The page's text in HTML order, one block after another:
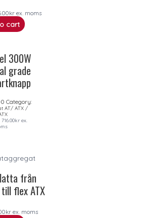
krex. moms
cart
300W
grade
Category:
AT/ ATX /
716.00kr ex.
från
flex ATX
kr ex. moms